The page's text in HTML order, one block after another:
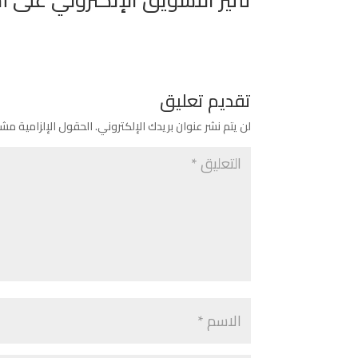
تقديم تعليق
لن يتم نشر عنوان بريدك الإلكتروني.الحقول الإلزامية